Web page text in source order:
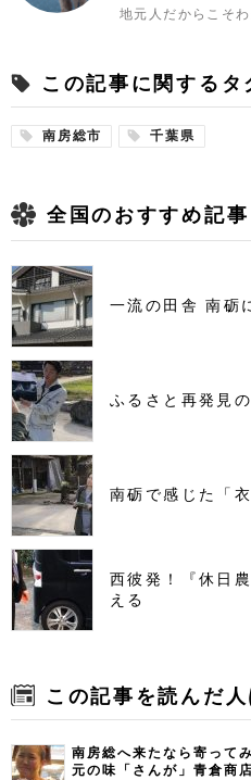
地元人だからこそ
この記事に関するタ
南房総市 千葉県
全国のおすすめ記事
一流の田舎 南砺
ふるさと再発見
南砺で感じた「
西彼発！『休日
える
この記事を読んだ
南房総へ来たなら寄って
元の味「さんが」青倉商店